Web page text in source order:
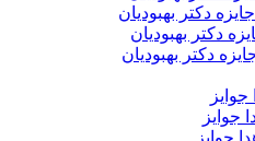
دکتر بهبودیان
دکتر بهبودیان
دکتر بهبودیان
جوایز
جوایز